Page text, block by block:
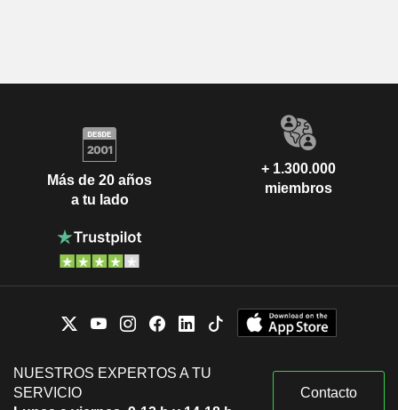
Más de 20 años
a tu lado
+ 1.300.000
miembros
NUESTROS EXPERTOS A TU
SERVICIO
Contacto